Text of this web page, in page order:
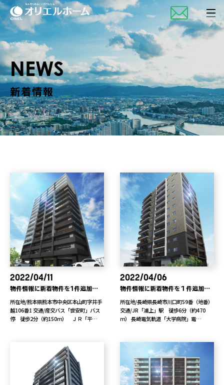
NEWS
新着情報
2022/04/11
物件情報に新着物件を1件追加しました。
所在地/熊本県熊本市中央区本山町字井手
越106番1 交通/産交バス「世安町」バス
停 徒歩2分（約150ｍ） ＪＲ「平…
2022/04/06
物件情報に新着物件を１件追加しました
所在地/長崎県長崎市川口町59番（地番）
交通/JR「浦上」駅 徒歩6分（約470
ｍ） 長崎電気軌道「大学病院」電…